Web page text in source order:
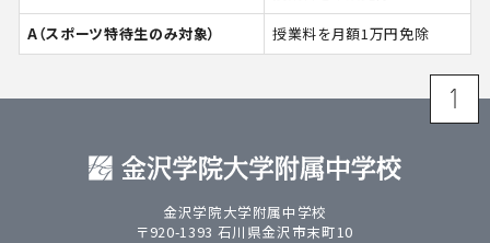
A（スポーツ特待生のみ対象）
授業料を月額1万円免除
金沢学院大学附属中学校
〒920-1393 石川県金沢市末町10